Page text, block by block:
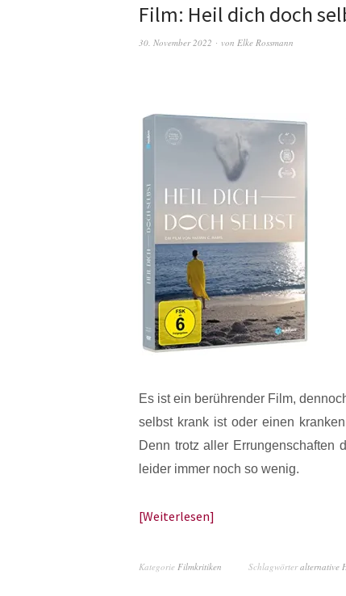
Film: Heil dich doch
30. November 2022 von Elke Rossmann
Es ist ein berührender Film,
selbst krank ist oder einen
Denn trotz aller Errungenschaften
leider immer noch so wenig.
Weiterlesen
Kategorie Filmkritiken Schlagwörteralternative